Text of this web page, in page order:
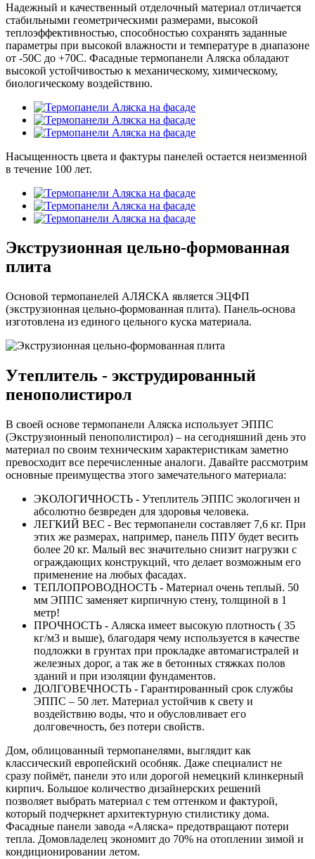
Надежный и качественный отделочный материал отличается
стабильными геометрическими размерами, высокой
теплоэффективностью, способностью сохранять заданные
параметры при высокой влажности и температуре в диапазоне
от -50С до +70С. Фасадные термопанели Аляска обладают
высокой устойчивостью к механическому, химическому,
биологическому воздействию.
Насыщенность цвета и фактуры панелей остается неизменной
в течение 100 лет.
Экструзионная цельно-формованная
плита
Основой термопанелей АЛЯСКА является ЭЦФП
(экструзионная цельно-формованная плита). Панель-основа
изготовлена из единого цельного куска материала.
Утеплитель - экструдированный
пенополистирол
В своей основе термопанели Аляска использует ЭППС
(Экструзионный пенополистирол) – на сегодняшний день это
материал по своим техническим характеристикам заметно
превосходит все перечисленные аналоги. Давайте рассмотрим
основные преимущества этого замечательного материала:
ЭКОЛОГИЧНОСТЬ - Утеплитель ЭППС экологичен и
абсолютно безвреден для здоровья человека.
ЛЕГКИЙ ВЕС - Вес термопанели составляет 7,6 кг. При
этих же размерах, например, панель ППУ будет весить
более 20 кг. Малый вес значительно снизит нагрузки с
ограждающих конструкций, что делает возможным его
применение на любых фасадах.
ТЕПЛОПРОВОДНОСТЬ - Материал очень теплый. 50
мм ЭППС заменяет кирпичную стену, толщиной в 1
метр!
ПРОЧНОСТЬ - Аляска имеет высокую плотность ( 35
кг/м3 и выше), благодаря чему используется в качестве
подложки в грунтах при прокладке автомагистралей и
железных дорог, а так же в бетонных стяжках полов
зданий и при изоляции фундаментов.
ДОЛГОВЕЧНОСТЬ - Гарантированный срок службы
ЭППС – 50 лет. Материал устойчив к свету и
воздействию воды, что и обусловливает его
долговечность, без потери свойств.
Дом, облицованный термопанелями, выглядит как
классический европейский особняк. Даже специалист не
сразу поймёт, панели это или дорогой немецкий клинкерный
кирпич. Большое количество дизайнерских решений
позволяет выбрать материал с тем оттенком и фактурой,
который подчеркнет архитектурную стилистику дома.
Фасадные панели завода «Аляска» предотвращают потери
тепла. Домовладелец экономит до 70% на отоплении зимой и
кондиционировании летом.